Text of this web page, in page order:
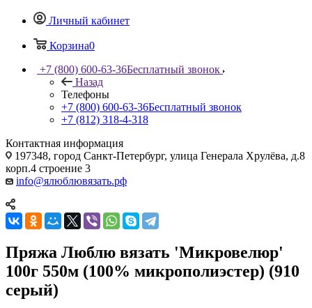
Личный кабинет
Корзина0
+7 (800) 600-63-36Бесплатный звонок
Назад
Телефоны
+7 (800) 600-63-36Бесплатный звонок
+7 (812) 318-4-318
Контактная информация
197348, город Санкт-Петербург, улица Генерала Хрулёва, д.8
корп.4 строение 3
info@ялюблювязать.рф
Пряжа Люблю вязать 'Микровелюр'
100г 550м (100% микрополиэстер) (910
серый)